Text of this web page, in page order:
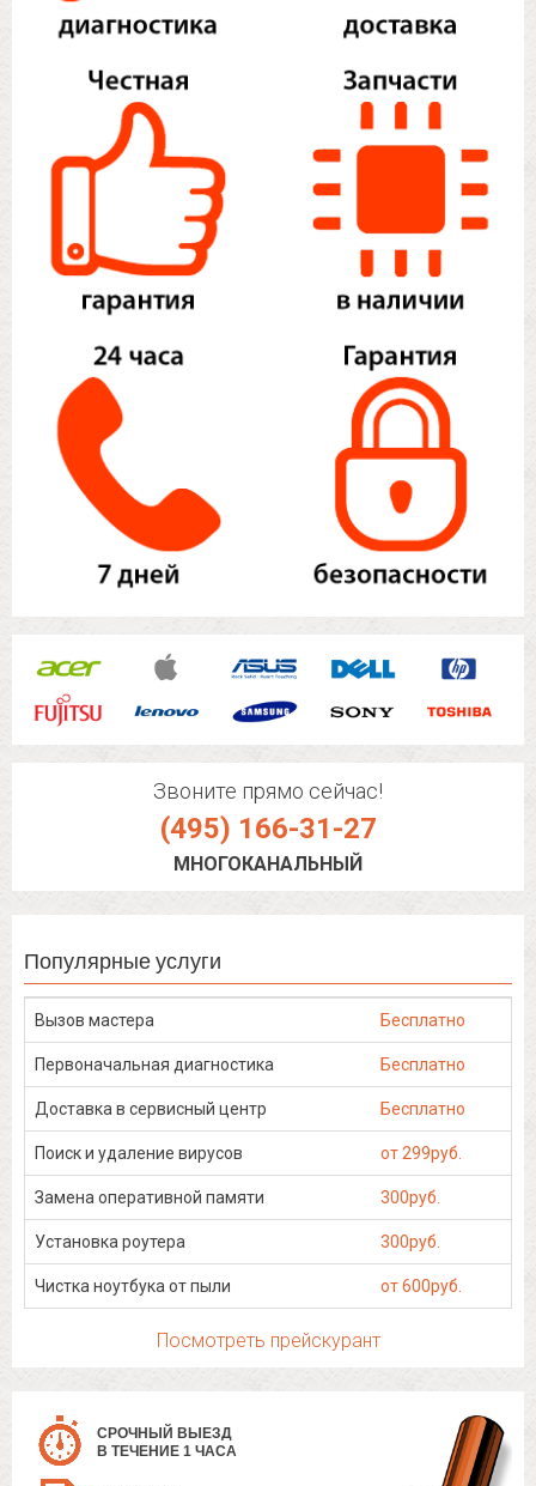
Звоните прямо сейчас!
(495) 166-31-27
МНОГОКАНАЛЬНЫЙ
Популярные услуги
Вызов мастера Бесплатно
Первоначальная диагностика Бесплатно
Доставка в сервисный центр Бесплатно
Поиск и удаление вирусов от 299руб.
Замена оперативной памяти 300руб.
Установка роутера 300руб.
Чистка ноутбука от пыли от 600руб.
Посмотреть прейскурант
СРОЧНЫЙ ВЫЕЗД
В ТЕЧЕНИЕ 1 ЧАСА